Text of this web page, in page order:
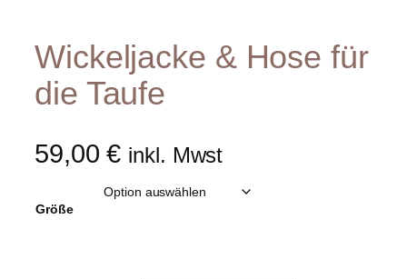
Wickeljacke & Hose für
die Taufe
59,00€ inkl. Mwst
Größe